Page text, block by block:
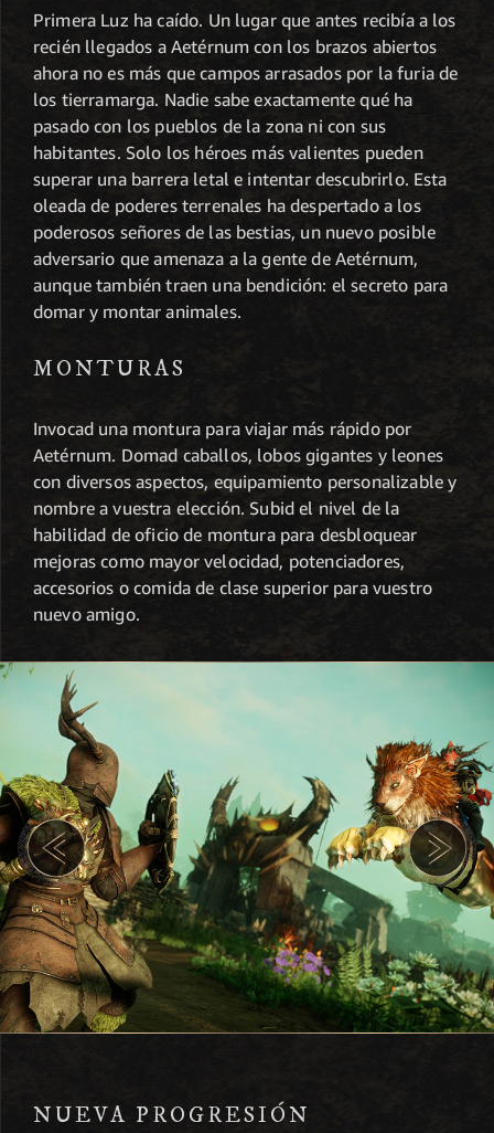
Primera Luz ha caído. Un lugar que antes recibía a los
recién llegados a Aetérnum con los brazos abiertos
ahora no es más que campos arrasados por la furia de
los tierramarga. Nadie sabe exactamente qué ha
pasado con los pueblos de la zona ni con sus
habitantes. Solo los héroes más valientes pueden
superar una barrera letal e intentar descubrirlo. Esta
oleada de poderes terrenales ha despertado a los
poderosos señores de las bestias, un nuevo posible
adversario que amenaza a la gente de Aetérnum,
aunque también traen una bendición: el secreto para
domar y montar animales.
MONTURAS
Invocad una montura para viajar más rápido por
Aetérnum. Domad caballos, lobos gigantes y leones
con diversos aspectos, equipamiento personalizable y
nombre a vuestra elección. Subid el nivel de la
habilidad de oficio de montura para desbloquear
mejoras como mayor velocidad, potenciadores,
accesorios o comida de clase superior para vuestro
nuevo amigo.
NUEVA PROGRESIÓN